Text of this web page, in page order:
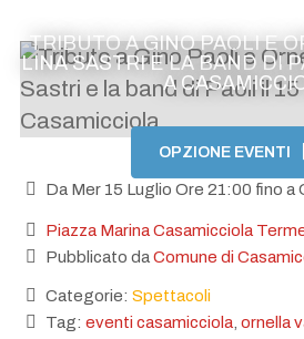
TRIBUTO A GINO PAOLI E
LINA SASTRI E LA BAND DI
A
OPZIONE EVENTI
Da Mer 15 Luglio Ore 21:00 fino a
Piazza Marina Casamicciola
Pubblicato daComune di
Categorie: Spettacoli
Tag: eventi casamicciola ornella